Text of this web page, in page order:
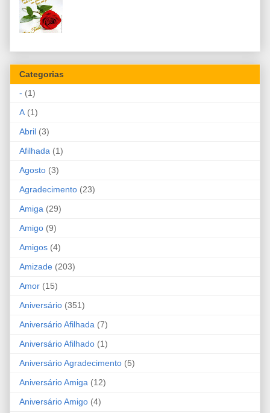
Categorias
- (1)
A (1)
Abril (3)
Afilhada (1)
Agosto (3)
Agradecimento (23)
Amiga (29)
Amigo (9)
Amigos (4)
Amizade (203)
Amor (15)
Aniversário (351)
Aniversário Afilhada (7)
Aniversário Afilhado (1)
Aniversário Agradecimento (5)
Aniversário Amiga (12)
Aniversário Amigo (4)